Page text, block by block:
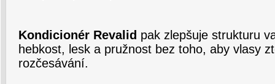
Kondicionér Revalid pak zlepšuje strukturu
hebkost, lesk a pružnost bez toho, aby vlasy
rozčesávání.